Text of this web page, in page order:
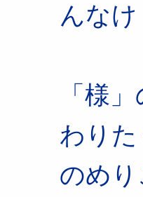
んな
「様
わり
のめ